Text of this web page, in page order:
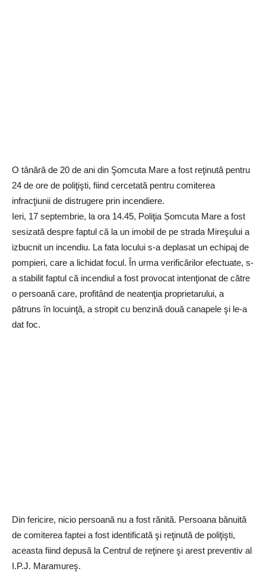
O tânără de 20 de ani din Şomcuta Mare a fost reţinută pentru
24 de ore de poliţişti, fiind cercetată pentru comiterea
infracţiunii de distrugere prin incendiere.
Ieri, 17 septembrie, la ora 14.45, Poliţia Șomcuta Mare a fost
sesizată despre faptul că la un imobil de pe strada Mireşului a
izbucnit un incendiu. La fata locului s-a deplasat un echipaj de
pompieri, care a lichidat focul. În urma verificărilor efectuate, s-
a stabilit faptul că incendiul a fost provocat intenţionat de către
o persoană care, profitând de neatenţia proprietarului, a
pătruns în locuinţă, a stropit cu benzină două canapele şi le-a
dat foc.
Din fericire, nicio persoană nu a fost rănită. Persoana bănuită
de comiterea faptei a fost identificată şi reţinută de poliţişti,
aceasta fiind depusă la Centrul de reţinere şi arest preventiv al
I.P.J. Maramureş.